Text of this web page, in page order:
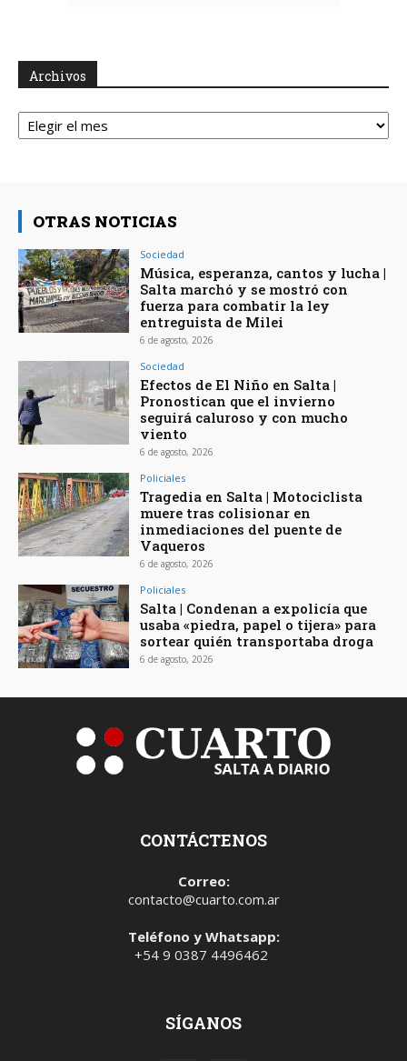
Archivos
Archivos
OTRAS NOTICIAS
Sociedad
Música, esperanza, cantos y lucha |
Salta marchó y se mostró con
fuerza para combatir la ley
entreguista de Milei
6 de agosto, 2026
Sociedad
Efectos de El Niño en Salta |
Pronostican que el invierno
seguirá caluroso y con mucho
viento
6 de agosto, 2026
Policiales
Tragedia en Salta | Motociclista
muere tras colisionar en
inmediaciones del puente de
Vaqueros
6 de agosto, 2026
Policiales
Salta | Condenan a expolicía que
usaba «piedra, papel o tijera» para
sortear quién transportaba droga
6 de agosto, 2026
CONTÁCTENOS
Correo:
contacto@cuarto.com.ar
Teléfono y Whatsapp:
+54 9 0387 4496462
SÍGANOS